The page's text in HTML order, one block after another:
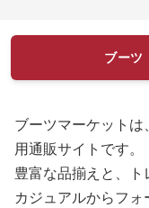
ブーツ
ブーツマーケット
用通販サイトです。
豊富な品揃えと、ト
カジュアルからフ